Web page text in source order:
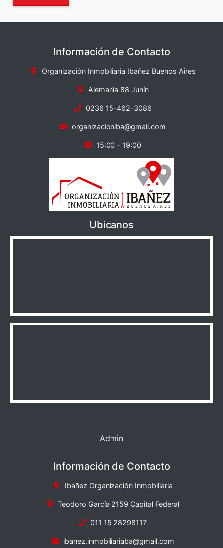
Información de Contacto
Organización Inmobiliaria Ibañez Buenos Aires
Alemania 88 Junín
0236 15-462-3086
organizacioniba@gmail.com
15:00 - 19:00
Ubicanos
Admin
Información de Contacto
Ibañez Organización Inmobiliaria
Teodoro García 2159 Capital Federal
011 15 28298117
ibanez.inmobiliariaba@gmail.com